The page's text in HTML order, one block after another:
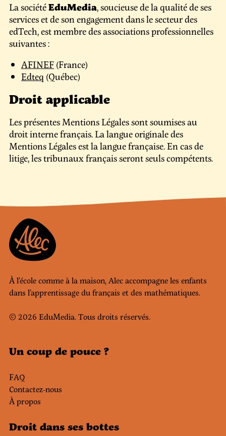
La sociétéEduMedia, soucieuse de la qualité de ses
services et de son engagement dans le secteur des
edTech, est membre des associations professionnelles
suivantes :
AFINEF(France)
Edteq (Québec)
Droit applicable
Les présentes Mentions Légales sont soumises au
droit interne français. La langue originale des
Mentions Légales est la langue française. En cas de
litige, les tribunaux français seront seuls compétents.
À l’école comme à la maison, Alec accompagne les enfants
dans l’apprentissage du français et des mathématiques.
© 2026 EduMedia. Tous droits réservés.
Un coup de pouce ?
FAQ
Contactez-nous
À propos
Droit dans ses bottes